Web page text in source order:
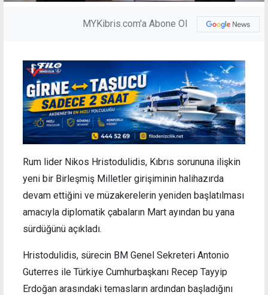
MYKibris.com'a Abone Ol
Rum lider Nikos Hristodulidis, Kıbrıs sorununa ilişkin
yeni bir Birleşmiş Milletler girişiminin halihazırda
devam ettiğini ve müzakerelerin yeniden başlatılması
amacıyla diplomatik çabaların Mart ayından bu yana
sürdüğünü açıkladı.
Hristodulidis, sürecin BM Genel Sekreteri Antonio
Guterres ile Türkiye Cumhurbaşkanı Recep Tayyip
Erdoğan arasındaki temasların ardından başladığını